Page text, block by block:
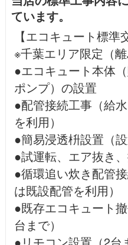
ています。
【エコキュート標準
※千葉エリア限定（離
●エコキュート本体
ポンプ）の設置
●配管接続工事（給
を利用）
●簡易浸透枡設置（
●試運転、エア抜き
●循環追い炊き配管
は既設配管を利用）
●既存エコキュート
台まで）